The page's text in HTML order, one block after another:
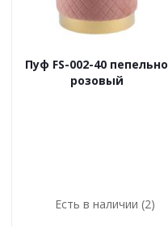
Пуф FS-002-40 пепельно
розовый
Есть в наличии (2)